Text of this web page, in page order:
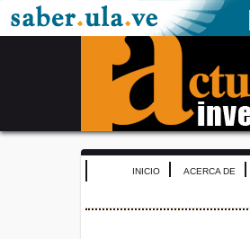
INICIO ACERCA DE